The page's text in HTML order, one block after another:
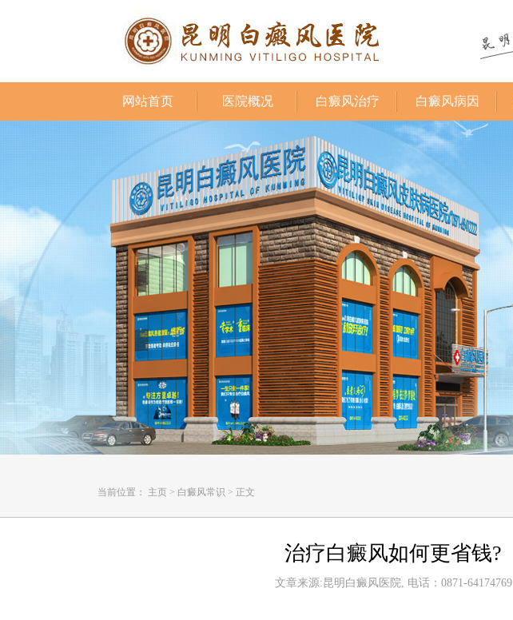
网站首页 医院概况 白癜风治疗 白癜风病因
当前位置： 主页 > 白癜风常识 > 正文
治疗白癜风如何更省钱?
文章来源:昆明白癜风医院, 电话：0871-64174769